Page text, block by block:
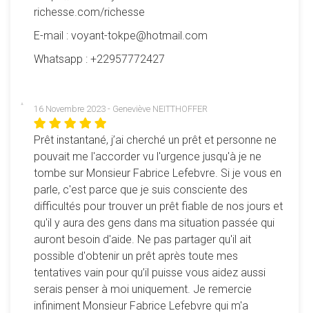
richesse.com/richesse
E-mail : voyant-tokpe@hotmail.com
Whatsapp : +22957772427
16 Novembre 2023 - Geneviève NEITTHOFFER
Prêt instantané, j’ai cherché un prêt et personne ne
pouvait me l'accorder vu l'urgence jusqu'à je ne
tombe sur Monsieur Fabrice Lefebvre. Si je vous en
parle, c'est parce que je suis consciente des
difficultés pour trouver un prêt fiable de nos jours et
qu'il y aura des gens dans ma situation passée qui
auront besoin d'aide. Ne pas partager qu'il ait
possible d'obtenir un prêt après toute mes
tentatives vain pour qu’il puisse vous aidez aussi
serais penser à moi uniquement. Je remercie
infiniment Monsieur Fabrice Lefebvre qui m'a